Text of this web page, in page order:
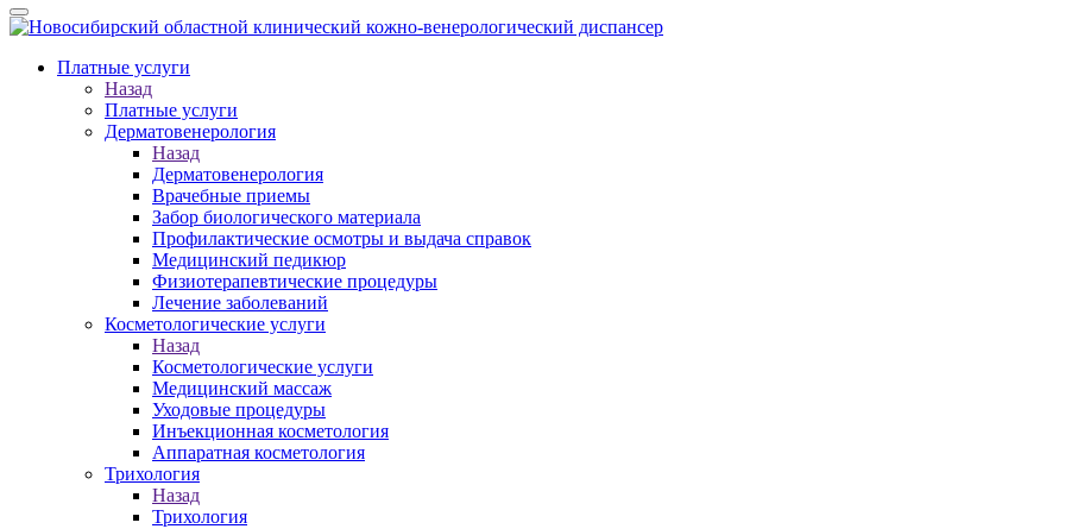
Платные услуги
Назад
Платные услуги
Дерматовенерология
Назад
Дерматовенерология
Врачебные приемы
Забор биологического материала
Профилактические осмотры и выдача справок
Медицинский педикюр
Физиотерапевтические процедуры
Лечение заболеваний
Косметологические услуги
Назад
Косметологические услуги
Медицинский массаж
Уходовые процедуры
Инъекционная косметология
Аппаратная косметология
Трихология
Назад
Трихология